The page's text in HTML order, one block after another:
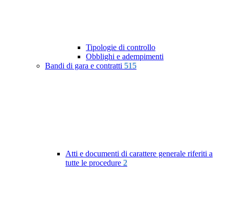
Tipologie di controllo
Obblighi e adempimenti
Bandi di gara e contratti 515
Atti e documenti di carattere generale riferiti a
tutte le procedure 2